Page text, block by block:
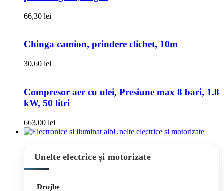
66,30 lei
Chinga camion, prindere clichet, 10m
30,60 lei
Compresor aer cu ulei, Presiune max 8 bari, 1.8
kW, 50 litri
663,00 lei
Unelte electrice și motorizate
Unelte electrice și motorizate
Drujbe